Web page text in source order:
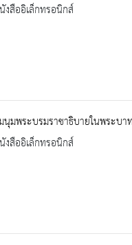
งสืออิเล็กทรอนิกส์
นุมพระบรมราชาธิบายในพระบ
งสืออิเล็กทรอนิกส์